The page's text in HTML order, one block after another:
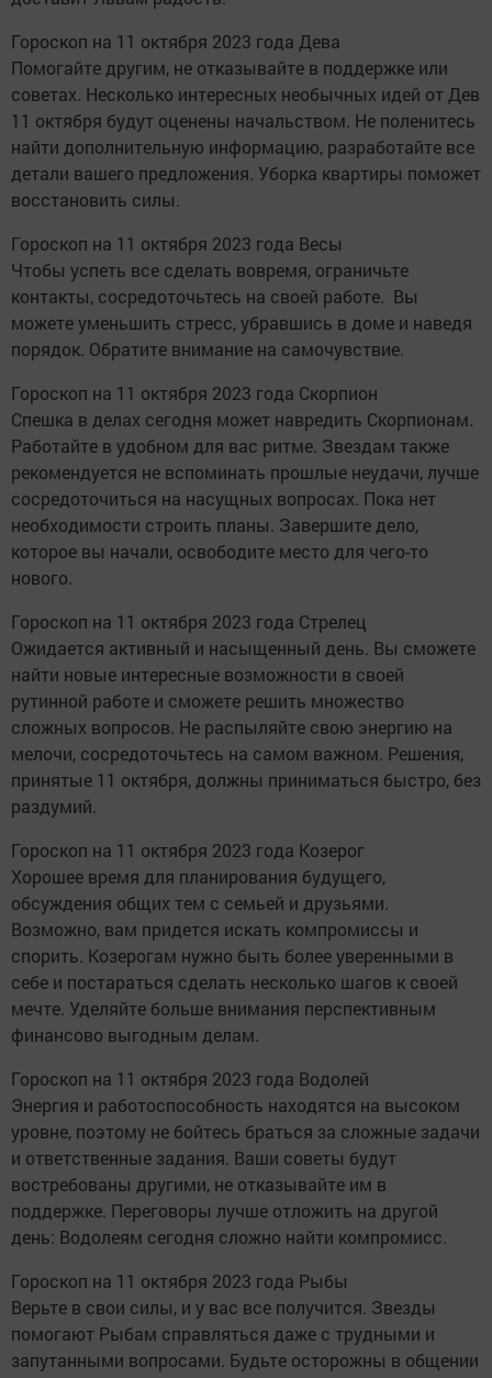
Гороскоп на 11 октября 2023 года Дева
Помогайте другим, не отказывайте в поддержке или
советах. Несколько интересных необычных идей от Дев
11 октября будут оценены начальством. Не поленитесь
найти дополнительную информацию, разработайте все
детали вашего предложения. Уборка квартиры поможет
восстановить силы.
Гороскоп на 11 октября 2023 года Весы
Чтобы успеть все сделать вовремя, ограничьте
контакты, сосредоточьтесь на своей работе. Вы
можете уменьшить стресс, убравшись в доме и наведя
порядок. Обратите внимание на самочувствие.
Гороскоп на 11 октября 2023 года Скорпион
Спешка в делах сегодня может навредить Скорпионам.
Работайте в удобном для вас ритме. Звездам также
рекомендуется не вспоминать прошлые неудачи, лучше
сосредоточиться на насущных вопросах. Пока нет
необходимости строить планы. Завершите дело,
которое вы начали, освободите место для чего-то
нового.
Гороскоп на 11 октября 2023 года Стрелец
Ожидается активный и насыщенный день. Вы сможете
найти новые интересные возможности в своей
рутинной работе и сможете решить множество
сложных вопросов. Не распыляйте свою энергию на
мелочи, сосредоточьтесь на самом важном. Решения,
принятые 11 октября, должны приниматься быстро, без
раздумий.
Гороскоп на 11 октября 2023 года Козерог
Хорошее время для планирования будущего,
обсуждения общих тем с семьей и друзьями.
Возможно, вам придется искать компромиссы и
спорить. Козерогам нужно быть более уверенными в
себе и постараться сделать несколько шагов к своей
мечте. Уделяйте больше внимания перспективным
финансово выгодным делам.
Гороскоп на 11 октября 2023 года Водолей
Энергия и работоспособность находятся на высоком
уровне, поэтому не бойтесь браться за сложные задачи
и ответственные задания. Ваши советы будут
востребованы другими, не отказывайте им в
поддержке. Переговоры лучше отложить на другой
день: Водолеям сегодня сложно найти компромисс.
Гороскоп на 11 октября 2023 года Рыбы
Верьте в свои силы, и у вас все получится. Звезды
помогают Рыбам справляться даже с трудными и
запутанными вопросами. Будьте осторожны в общении